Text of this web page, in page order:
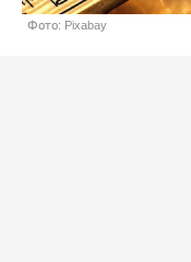
Фото: Pixabay